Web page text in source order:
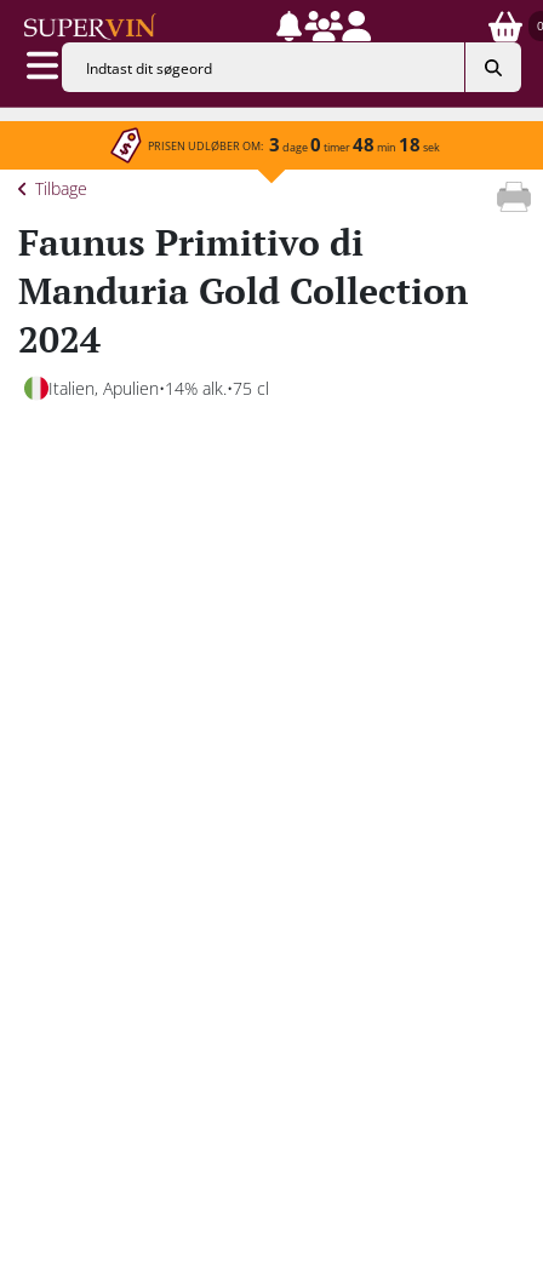
0
PRISEN UDLØBER OM: 3 dage0 timer48 min 18 sek
Tilbage
Faunus Primitivo di
Manduria Gold Collection
2024
Italien, Apulien 14% alk. 75 cl